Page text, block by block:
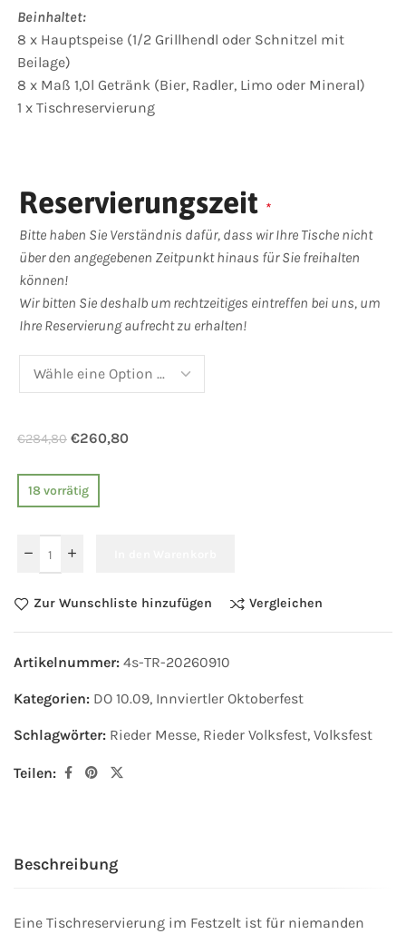
Beinhaltet:
8 x Hauptspeise (1/2 Grillhendl oder Schnitzel mit
Beilage)
8 x Maß 1,0l Getränk (Bier, Radler, Limo oder Mineral)
1 x Tischreservierung
Reservierungszeit *
Bitte haben Sie Verständnis dafür, dass wir Ihre Tische nicht
über den angegebenen Zeitpunkt hinaus für Sie freihalten
können!
Wir bitten Sie deshalb um rechtzeitiges eintreffen bei uns, um
Ihre Reservierung aufrecht zu erhalten!
€284,80 €260,80
18 vorrätig
Zur Wunschliste hinzufügen Vergleichen
Artikelnummer: 4s-TR-20260910
Kategorien: DO 10.09, Innviertler Oktoberfest
Schlagwörter: Rieder Messe, Rieder Volksfest, Volksfest
Teilen:
Beschreibung
Eine Tischreservierung im Festzelt ist für niemanden